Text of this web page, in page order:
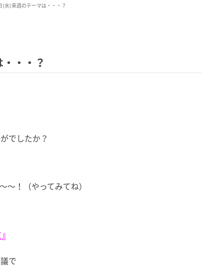
(水)来週のテーマは・・・？
・・？
でしたか？
～！（やってみてね）
で